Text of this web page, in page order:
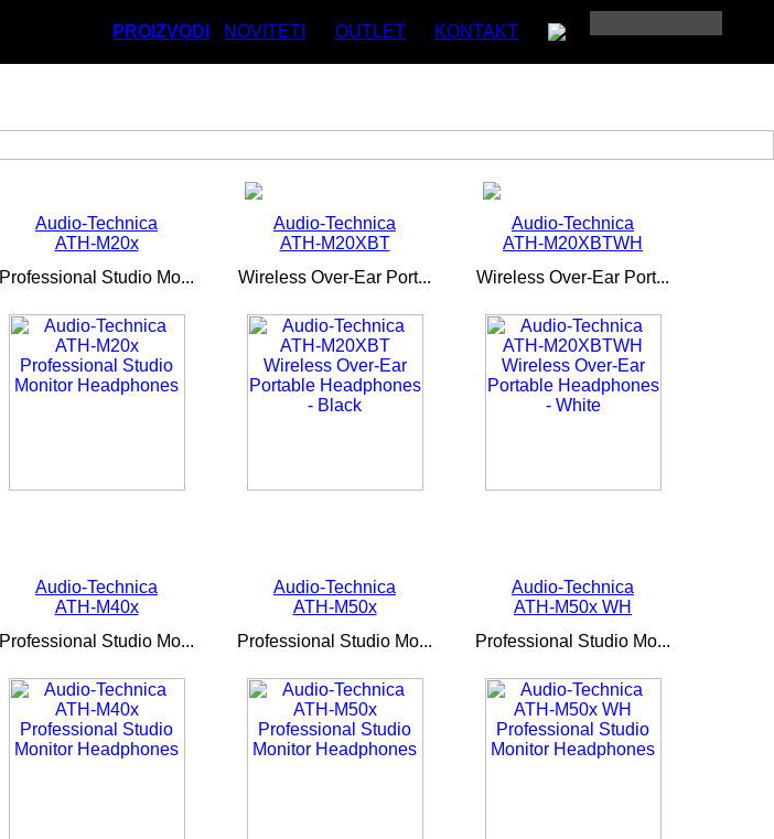
PROIZVODI NOVITETI OUTLET KONTAKT
Audio-Technica
ATH-M20x
Professional Studio Mo...
Audio-Technica
ATH-M20XBT
Wireless Over-Ear Port...
Audio-Technica
ATH-M20XBTWH
Wireless Over-Ear Port...
Audio-Technica
ATH-M40x
Professional Studio Mo...
Audio-Technica
ATH-M50x
Professional Studio Mo...
Audio-Technica
ATH-M50x WH
Professional Studio Mo...